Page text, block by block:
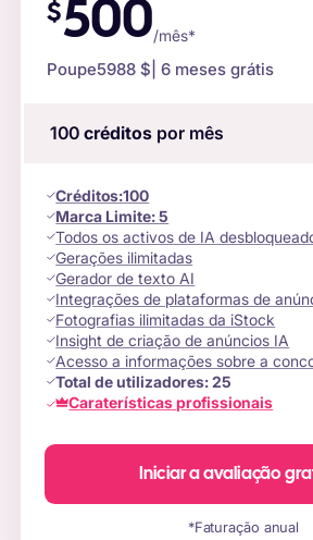
$500/mês*
Poupe5988 $ | 6 meses grátis
100 créditospor mês
Créditos:100
Marca Limite:5
Todos os activos de IA
Gerações ilimitadas
Gerador de texto AI
Integrações de plataformas de
Fotografias ilimitadas da iStock
Insight de criação de anúncios IA
Acesso a informações sobre a
Total de utilizadores:25
Caraterísticas profissionais
Iniciar a avaliação
*Faturação anual